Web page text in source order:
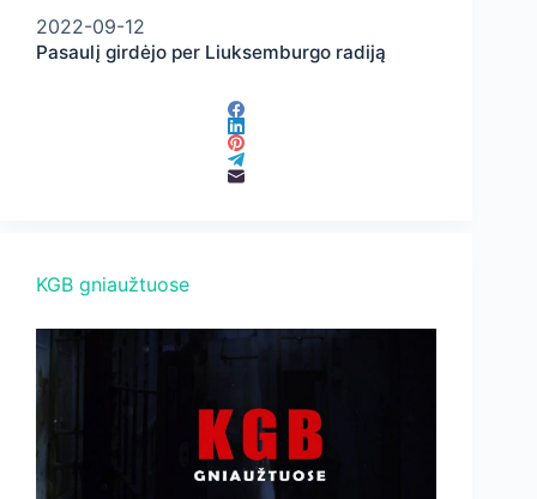
2022-09-12
Pasaulį girdėjo per Liuksemburgo radiją
KGB gniaužtuose